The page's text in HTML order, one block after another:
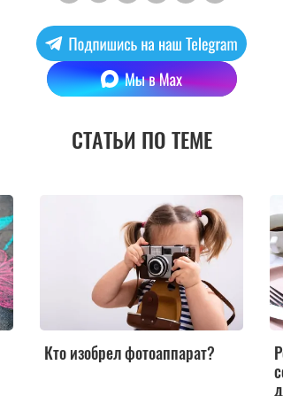
СТАТЬИ ПО ТЕМЕ
Кто изобрел фотоаппарат?